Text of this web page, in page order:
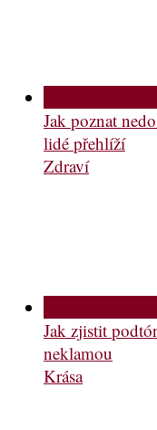
Jak poznat
lidé přehlíží
Zdraví
Jak zjistit
neklamou
Krása